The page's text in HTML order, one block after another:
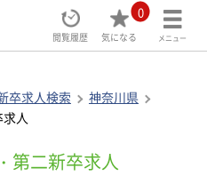
閲覧履歴
0
気になる メニュー
卒求人検索
神奈川県
人
第二新卒求人